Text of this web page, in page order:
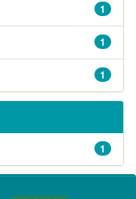
1
1
1
1